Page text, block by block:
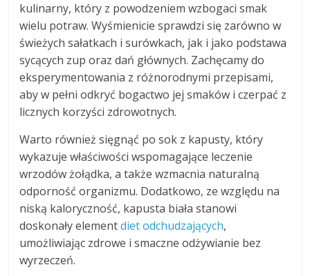
kulinarny, który z powodzeniem wzbogaci smak
wielu potraw. Wyśmienicie sprawdzi się zarówno w
świeżych sałatkach i surówkach, jak i jako podstawa
sycących zup oraz dań głównych. Zachęcamy do
eksperymentowania z różnorodnymi przepisami,
aby w pełni odkryć bogactwo jej smaków i czerpać z
licznych korzyści zdrowotnych.
Warto również sięgnąć po sok z kapusty, który
wykazuje właściwości wspomagające leczenie
wrzodów żołądka, a także wzmacnia naturalną
odporność organizmu. Dodatkowo, ze względu na
niską kaloryczność, kapusta biała stanowi
doskonały elementdiet odchudzających,
umożliwiając zdrowe i smaczne odżywianie bez
wyrzeczeń.